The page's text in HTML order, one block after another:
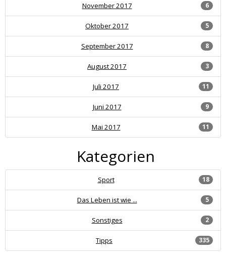
6
November 2017
5
Oktober 2017
8
September 2017
3
August 2017
11
Juli 2017
9
Juni 2017
11
Mai 2017
Kategorien
18
Sport
5
Das Leben ist wie ...
2
Sonstiges
335
Tipps